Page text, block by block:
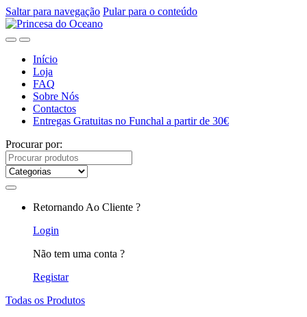
Saltar para navegação Pular para o conteúdo
Início
Loja
FAQ
Sobre Nós
Contactos
Entregas Gratuitas no Funchal a partir de 30€
Procurar por:
Retornando Ao Cliente ?
Login
Não tem uma conta ?
Registar
Todas os Produtos